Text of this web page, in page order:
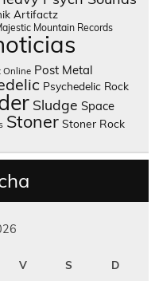
Artifactz
Mountain Records
Online Post Metal
Psychedelic Rock
Sludge Space
Stoner Stoner Rock
V S D